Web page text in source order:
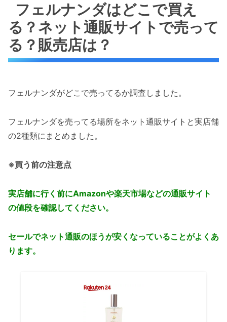
フェルナンダはどこで買え
る？ネット通販サイトで売って
る？販売店は？
フェルナンダがどこで売ってるか調査しました。
フェルナンダを売ってる場所をネット通販サイトと実店舗
の2種類にまとめました。
※買う前の注意点
実店舗に行く前にAmazonや楽天市場などの通販サイト
の値段を確認してください。
セールでネット通販のほうが安くなっていることがよくあ
ります。